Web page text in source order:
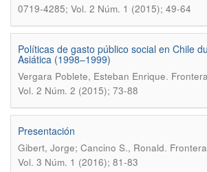
0719-4285; Vol. 2 Núm. 1 (2015); 49-64
Políticas de gasto público social en Chile
Asiática (1998–1999)
Vergara Poblete, Esteban Enrique.
Vol. 2 Núm. 2 (2015); 73-88
Presentación
Gibert, Jorge; Cancino S., Ronald.
Vol. 3 Núm. 1 (2016); 81-83